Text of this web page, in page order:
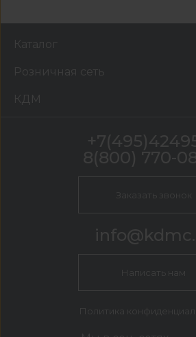
Каталог
Розничная сеть
КДМ
8(800) 770-
Заказать звонок
Написать нам
Политика